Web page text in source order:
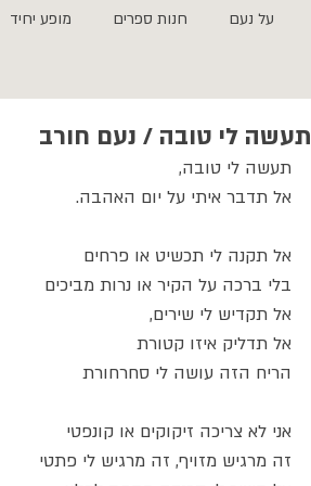
על נעם חנות ספרים מופע יחיד
תעשה לי טובה / נעם חורב
תעשה לי טובה,
אל תדבר איתי על יום האהבה.
אל תקנה לי תכשיט או פרחים
בלי ברכה על הקיר או נרות מביכים
אל תקדיש לי שירים,
אל תדליק איזו קטורת
הריח הזה עושה לי סחרחורת
אני לא צריכה זיקוקים או קונפטי
זה מרגיש מזויף, זה מרגיש לי פתטי